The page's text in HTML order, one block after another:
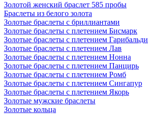
Золотой женский браслет 585 пробы
Браслеты из белого золота
Золотые браслеты с бриллиантами
Золотые браслеты с плетением Бисмарк
Золотые браслеты с плетением Гарибальди
Золотые браслеты с плетением Лав
Золотые браслеты с плетением Нонна
Золотые браслеты с плетением Панцирь
Золотые браслеты с плетением Ромб
Золотые браслеты с плетением Сингапур
Золотые браслеты с плетением Якорь
Золотые мужские браслеты
Золотые кольца